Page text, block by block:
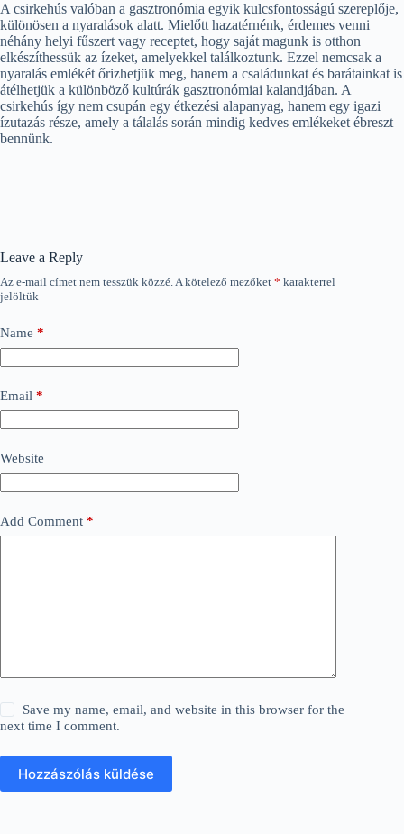
A csirkehús valóban a gasztronómia egyik kulcsfontosságú szereplője,
különösen a nyaralások alatt. Mielőtt hazatérnénk, érdemes venni
néhány helyi fűszert vagy receptet, hogy saját magunk is otthon
elkészíthessük az ízeket, amelyekkel találkoztunk. Ezzel nemcsak a
nyaralás emlékét őrizhetjük meg, hanem a családunkat és barátainkat is
átélhetjük a különböző kultúrák gasztronómiai kalandjában. A
csirkehús így nem csupán egy étkezési alapanyag, hanem egy igazi
ízutazás része, amely a tálalás során mindig kedves emlékeket ébreszt
bennünk.
Leave a Reply
Az e-mail címet nem tesszük közzé.A kötelező mezőket * karakterrel
jelöltük
Name *
Email *
Website
Add Comment *
Save my name, email, and website in this browser for the
next time I comment.
Hozzászólás küldése